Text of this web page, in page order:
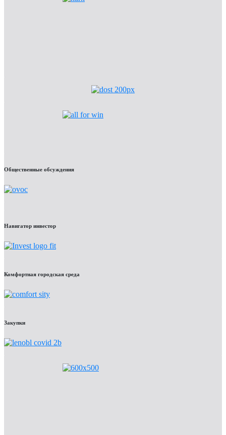
Общественные обсуждения
Навигатор инвестор
Комфортная городская среда
Закупки